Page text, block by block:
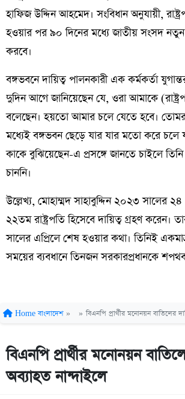
হাফিজ উদ্দিন আহমেদ। সংবিধান অনুযায়ী,
হওয়ার পর ৯০ দিনের মধ্যে জাতীয় সংসদ নতুন
করবে।
বঙ্গভবনে দায়িত্ব পালনকারী এক কর্মকর্তা
দুদিন আগে জানিয়েছেন যে, ওরা আমাকে
বলেছেন। হয়তো আমার চলে যেতে হবে।
মধ্যেই বঙ্গভবন ছেড়ে যার যার মতো করে চলে
কাকে বুঝিয়েছেন-এ প্রসঙ্গে জানতে চাইলে
চাননি।
উল্লেখ্য, মোহাম্মদ সাহাবুদ্দিন ২০২৩ সালের
২২তম রাষ্ট্রপতি হিসেবে দায়িত্ব গ্রহণ করেন।
সালের এপ্রিলে শেষ হওয়ার কথা। তিনিই
সময়ের ব্যবধানে তিনজন সরকারপ্রধানকে
Home বাংলাদেশ » » বিএনপি প্রার্থীর মনোনয়ন বাতিলের
বিএনপি প্রার্থীর মনোনয়ন
অব্যাহত নান্দাইলে